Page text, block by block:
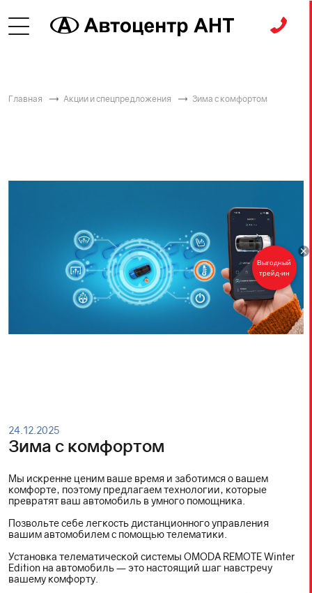
Главная Акции и спецпредложения Зима с комфортом
24.12.2025
Зима с комфортом
Мы искренне ценим ваше время и заботимся о вашем
комфорте, поэтому предлагаем технологии, которые
превратят ваш автомобиль в умного помощника.
Позвольте себе легкость дистанционного управления
вашим автомобилем с помощью телематики.​
Установка телематической системы OMODA REMOTE Winter
Edition на автомобиль — это настоящий шаг навстречу
вашему комфорту.
Выгодный
трейд-ин